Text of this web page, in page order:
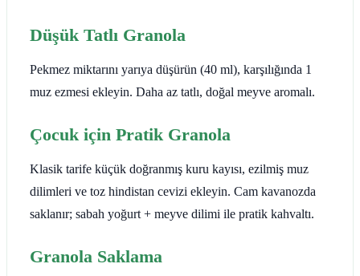
Düşük Tatlı Granola
Pekmez miktarını yarıya düşürün (40 ml), karşılığında 1
muz ezmesi ekleyin. Daha az tatlı, doğal meyve aromalı.
Çocuk için Pratik Granola
Klasik tarife küçük doğranmış kuru kayısı, ezilmiş muz
dilimleri ve toz hindistan cevizi ekleyin. Cam kavanozda
saklanır; sabah yoğurt + meyve dilimi ile pratik kahvaltı.
Granola Saklama